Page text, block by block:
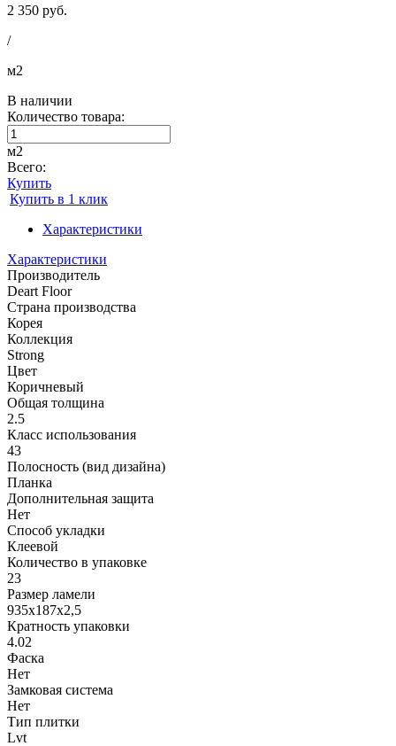
2 350 руб.
/
м2
В наличии
Количество товара:
м2
Всего:
Купить
Купить в 1 клик
Характеристики
Характеристики
Производитель
Deart Floor
Страна производства
Корея
Коллекция
Strong
Цвет
Коричневый
Общая толщина
2.5
Класс использования
43
Полосность (вид дизайна)
Планка
Дополнительная защита
Нет
Способ укладки
Клеевой
Количество в упаковке
23
Размер ламели
935х187х2,5
Кратность упаковки
4.02
Фаска
Нет
Замковая система
Нет
Тип плитки
Lvt